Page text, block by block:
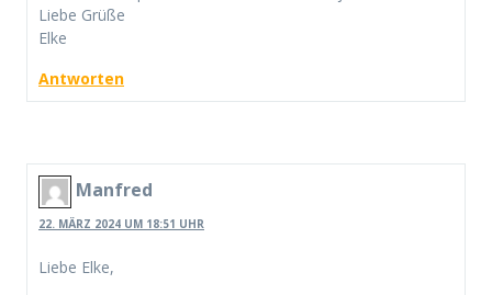
Liebe Grüße
Elke
Antworten
Manfred
22. MÄRZ 2024 UM 18:51 UHR
Liebe Elke,